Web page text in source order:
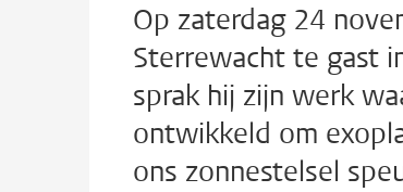
Op zaterdag 24
Sterrewacht te gast
sprak hij zijn werk
ontwikkeld om
ons zonnestelsel